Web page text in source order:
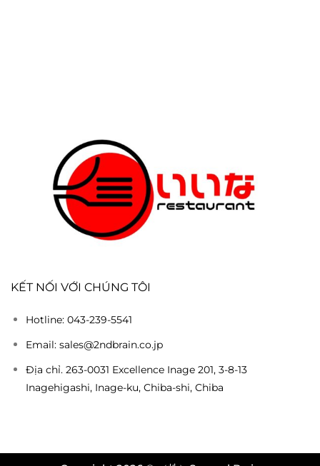
KẾT NỐI VỚI CHÚNG TÔI
Hotline: 043-239-5541
Email: sales@2ndbrain.co.jp
Địa chỉ. 263-0031 Excellence Inage 201, 3-8-13
Inagehigashi, Inage-ku, Chiba-shi, Chiba